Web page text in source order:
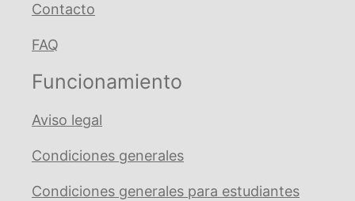
Contacto
FAQ
Funcionamiento
Aviso legal
Condiciones generales
Condiciones generales para estudiantes